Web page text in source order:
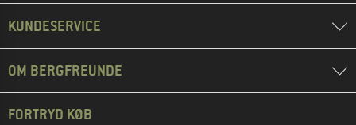
KUNDESERVICE
OM BERGFREUNDE
FORTRYD KØB